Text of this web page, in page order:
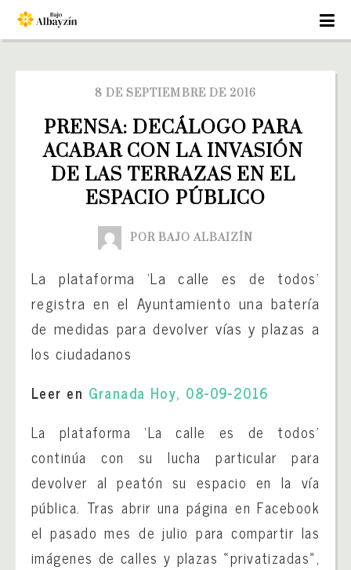
8 DE SEPTIEMBRE DE 2016
PRENSA: DECÁLOGO PARA
ACABAR CON LA INVASIÓN
DE LAS TERRAZAS EN EL
ESPACIO PÚBLICO
POR BAJO ALBAIZÍN
La plataforma ‘La calle es de todos’
registra en el Ayuntamiento una batería
de medidas para devolver vías y plazas a
los ciudadanos
Leer en Granada Hoy, 08-09-2016
La plataforma ‘La calle es de todos’
continúa con su lucha particular para
devolver al peatón su espacio en la vía
pública. Tras abrir una página en Facebook
el pasado mes de julio para compartir las
imágenes de calles y plazas «privatizadas»,